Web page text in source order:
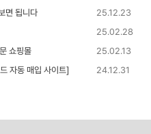
면 됩니다
25.12.23
25.02.28
쇼핑몰
25.02.13
자동 매입 사이트]
24.12.31